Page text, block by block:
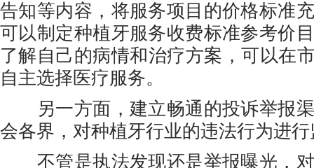
告知等内容，将服务项目的价格标准
可以制定种植牙服务收费标准参考价
了解自己的病情和治疗方案，可以在
自主选择医疗服务。
另一方面，建立畅通的投诉举报渠
会各界，对种植牙行业的违法行为进
不管是执法发现还是举报曝光，对